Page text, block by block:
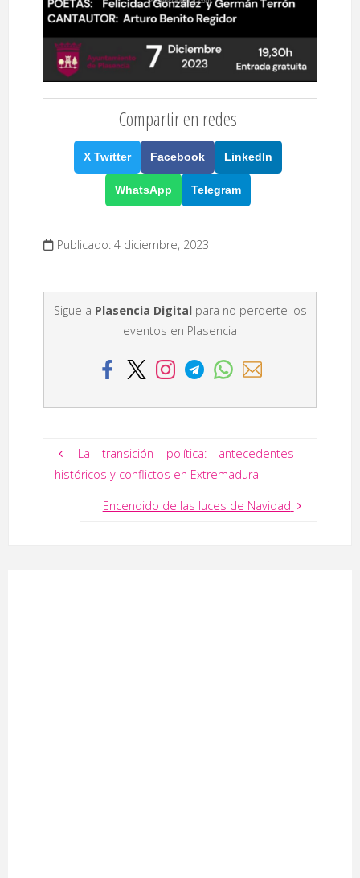
Compartir en redes
X Twitter Facebook LinkedIn
WhatsApp Telegram
Publicado: 4 diciembre, 2023
Sigue a Plasencia Digitalpara no perderte los
eventos en Plasencia
La transición política: antecedentes
históricos y conflictos en Extremadura
Encendido de las luces de Navidad